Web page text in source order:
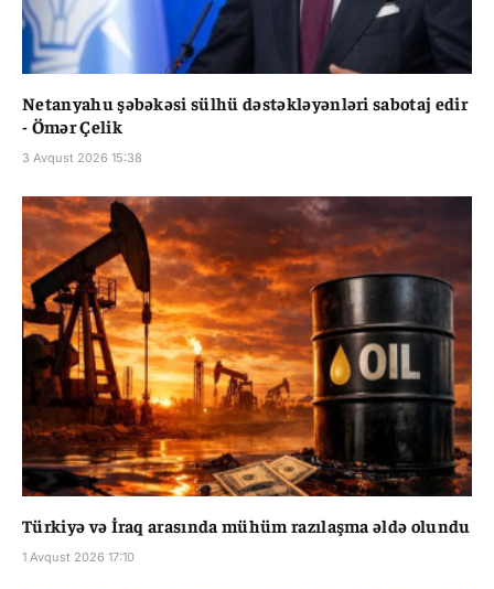
Netanyahu şəbəkəsi sülhü dəstəkləyənləri sabotaj edir
- Ömər Çelik
3 Avqust 2026 15:38
Türkiyə və İraq arasında mühüm razılaşma əldə olundu
1 Avqust 2026 17:10